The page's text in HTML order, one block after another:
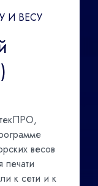
И ВЕСУ
весов
к сети и к